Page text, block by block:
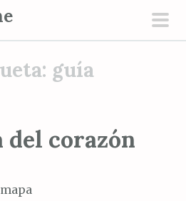
guía
del corazón